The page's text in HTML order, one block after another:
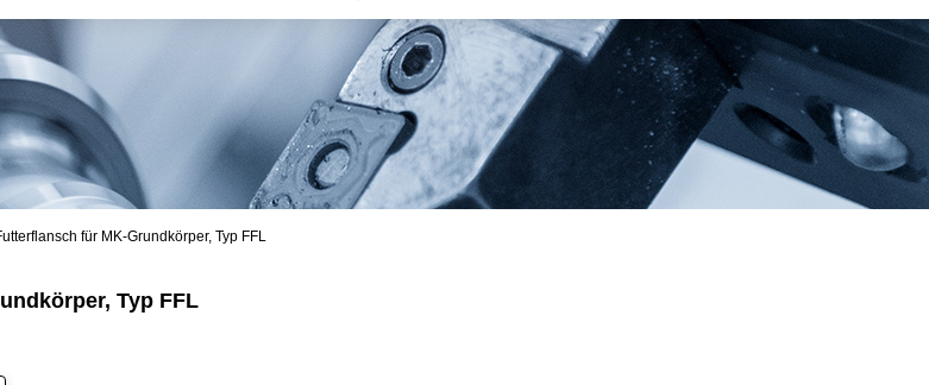
für MK-Grundkörper, Typ FFL
Typ FFL